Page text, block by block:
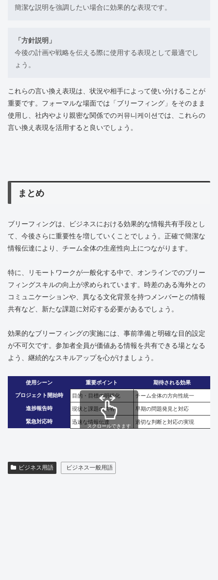
簡潔な説明を強調したい場合に効果的な表現です。
「方針説明」
今後の計画や戦略を伝える際に使用する表現として最適でし
ょう。
これらの言い換え表現は、状況や相手によって使い分けることが
重要です。フォーマルな場面では「ブリーフィング」をそのまま
使用し、社内やより親密な関係での커뮤니케이션では、これらの
言い換え表現を活用すると良いでしょう。
まとめ
ブリーフィングは、ビジネスにおける効果的な情報共有手段とし
て、今後さらに重要性を増していくことでしょう。正確で簡潔な
情報伝達により、チーム全体の生産性向上につながります。
特に、リモートワークが一般化する中で、オンラインでのブリー
フィングスキルの向上が求められています。時差のある海外との
コミュニケーションや、異なる文化背景を持つメンバーとの情報
共有など、新たな課題に対応する必要があるでしょう。
効果的なブリーフィングの実施には、事前準備と明確な目的設定
が不可欠です。参加者全員が価値ある情報を共有できる場となる
よう、継続的なスキルアップを心がけましょう。
使用シーン 重要ポイント 期待される効果
プロジェクト開始時 目的・目標の明確化 チーム全体の方向性統一
進捗報告時 現状と課題の共有 早期の問題発見と対応
緊急対応時 迅速な情報伝達 適切な判断と対応の実現
スクロールできます
ビジネス用語 ビジネス一般用語